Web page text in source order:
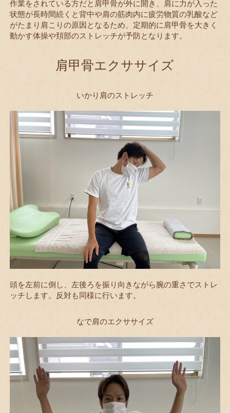
作業をされている方だと肩甲骨が外に開き、肩に力が入った
状態が長時間続くと背中や肩の筋肉内に疲労物質の乳酸など
がたまり肩こりの原因となるため、定期的に肩甲骨を大きく
動かす体操や頚部のストレッチが予防となります。
肩甲骨エクササイズ
いかり肩のストレッチ
頭を左前に倒し、左後ろを振り向きながら腕の重さでストレ
ッチします。反対も同様に行います。
なで肩のエクササイズ